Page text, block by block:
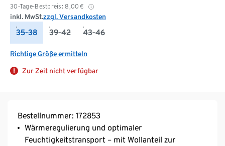
30-Tage-Bestpreis: 8,00 €
inkl. MwSt.zzgl. Versandkosten
35-38 39-42 43-46
Richtige Größe ermitteln
Zur Zeit nicht verfügbar
Bestellnummer: 172853
Wärmeregulierung und optimaler
Feuchtigkeitstransport – mit Wollanteil zur